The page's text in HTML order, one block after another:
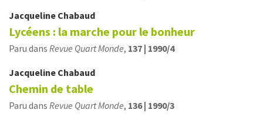
Jacqueline Chabaud
Lycéens : la marche pour le bonheur
Paru dans Revue Quart Monde, 137 | 1990/4
Jacqueline Chabaud
Chemin de table
Paru dans Revue Quart Monde, 136 | 1990/3